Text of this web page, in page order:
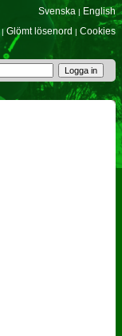
Svenska | English
| Glömt lösenord | Cookies